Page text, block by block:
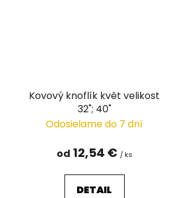
Kovový knoflík květ velikost
32"; 40"
Odosielame do 7 dní
od 12,54 € / ks
DETAIL